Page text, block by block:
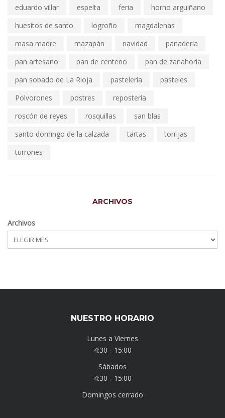
eduardo villar
espelta feria
horno arguiñano
huesitos de santo
logroño
magdalenas
masa madre
mazapán navidad
panaderia
pan artesano
pan de centeno
pan de zanahoria
pan sobado de La Rioja
pastelería
pasteles
Polvorones
postres
repostería
roscón de reyes
rosquillas
san blas
santo domingo de la calzada
tartas
torrijas
turrones
ARCHIVOS
Archivos
NUESTRO HORARIO
Lunes a Viernes
4:30 - 15:00
Sábados
4:30 - 15:00
Domingos cerrado